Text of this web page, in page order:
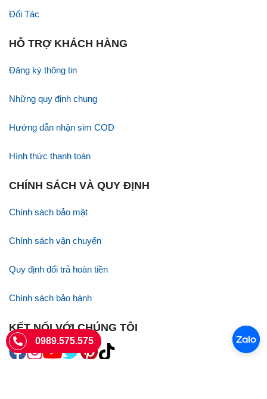
Đối Tác
HỖ TRỢ KHÁCH HÀNG
Đăng ký thông tin
Những quy định chung
Hướng dẫn nhận sim COD
Hình thức thanh toán
CHÍNH SÁCH VÀ QUY ĐỊNH
Chính sách bảo mật
Chính sách vận chuyển
Quy định đổi trả hoàn tiền
Chính sách bảo hành
KẾT NỐI VỚI CHÚNG TÔI
0989.575.575